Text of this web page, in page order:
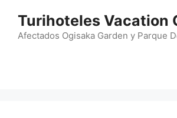
contenido
Turihoteles Vacation
Afectados Ogisaka Garden y Parque